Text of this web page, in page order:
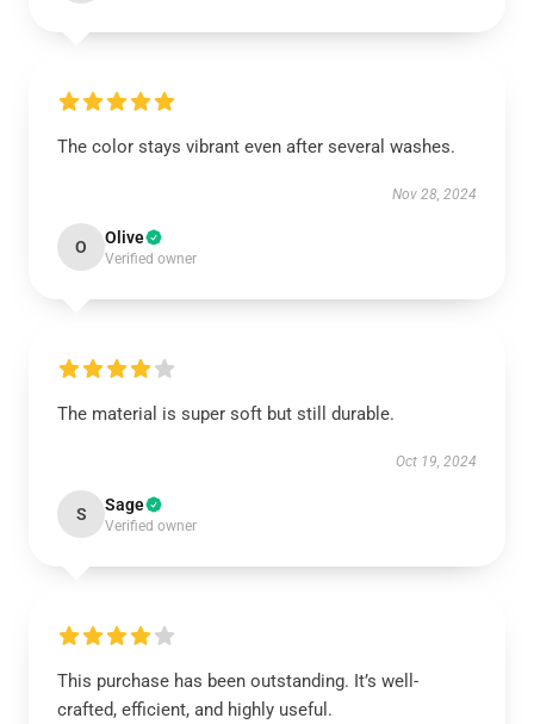
The color stays vibrant even after several washes.
Nov 28, 2024
O Olive
Verified owner
The material is super soft but still durable.
Oct 19, 2024
S Sage
Verified owner
This purchase has been outstanding. It’s well-
crafted, efficient, and highly useful.